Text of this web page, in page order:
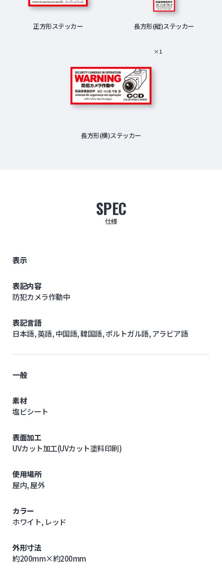
正方形ステッカー 長方形(縦)ステッカー
×1
長方形(横)ステッカー
SPEC
仕様
表示
表記内容
防犯カメラ作動中
表記言語
日本語, 英語, 中国語, 韓国語, ポルトガル語, アラビア語
一般
素材
塩ビシート
表面加工
UVカット加工(UVカット塗料印刷)
使用場所
屋内, 屋外
カラー
ホワイト, レッド
外形寸法
約200mm×約200mm